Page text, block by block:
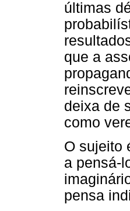
últimas
que a
deixa de
como
O sujeito
a pensá-
pensa